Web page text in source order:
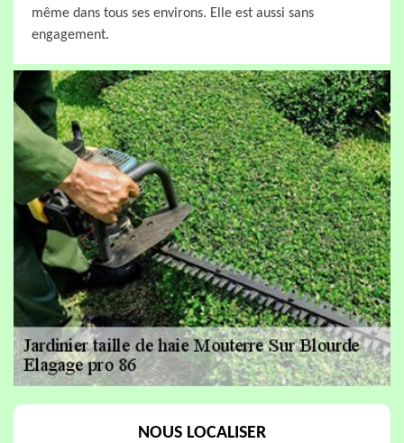
même dans tous ses environs. Elle est aussi sans
engagement.
NOUS LOCALISER